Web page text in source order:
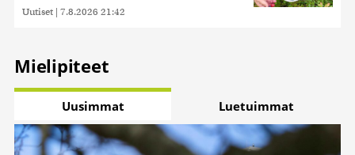
Uutiset | 7.8.2026 21:42
Mielipiteet
Uusimmat Luetuimmat